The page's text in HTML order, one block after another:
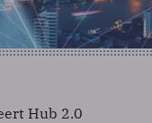
Hub 2.0